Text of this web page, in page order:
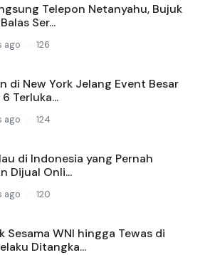
Telepon Netanyahu, Bujuk
Ser...
ago 126
di New York Jelang Event Besar
Terluka...
ago 124
di Indonesia yang Pernah
Dijual Onli...
ago 120
Sesama WNI hingga Tewas di
Ditangka...